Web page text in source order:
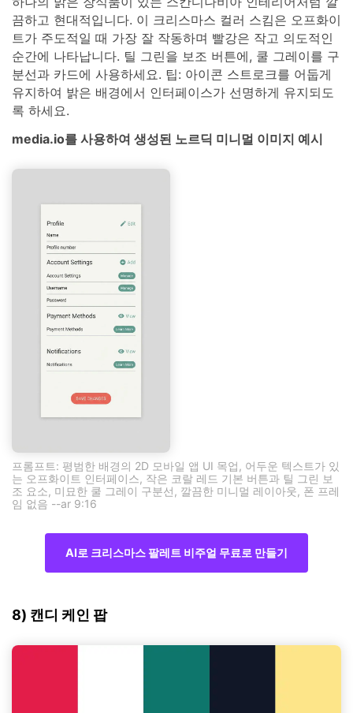
끔하고 현대적입니다. 이 크리스마스 컬러 스킴은 오프화이
트가 주도적일 때 가장 잘 작동하며 빨강은 작고 의도적인
순간에 나타납니다. 틸 그린을 보조 버튼에, 쿨 그레이를 구
분선과 카드에 사용하세요. 팁: 아이콘 스트로크를 어둡게
유지하여 밝은 배경에서 인터페이스가 선명하게 유지되도
록 하세요.
media.io를 사용하여 생성된 노르딕 미니멀 이미지 예시
프롬프트: 평범한 배경의 2D 모바일 앱 UI 목업, 어두운 텍스트가 있
는 오프화이트 인터페이스, 작은 코랄 레드 기본 버튼과 틸 그린 보
조 요소, 미묘한 쿨 그레이 구분선, 깔끔한 미니멀 레이아웃, 폰 프레
임 없음 --ar 9:16
AI로 크리스마스 팔레트 비주얼 무료로 만들기
8) 캔디 케인 팝